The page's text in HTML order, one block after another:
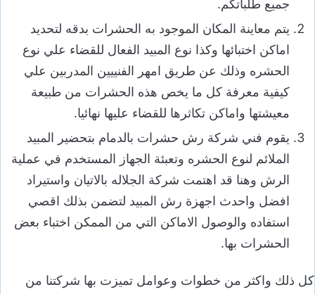
جميع طلباتكم.
يتم معاينة المكان الموجود به الحشرات بدقه لتحديد
اماكن اختبائها وكذا نوع المبيد الفعال للقضاء علي نوع
الحشره وذلك عن طريق امهر الفنييين المدربين علي
كيفية معرفة كل ما يخص هذه الحشرات من طبيعة
معيشتها واماكن تكاثرها للقضاء عليها نهائيا.
يقوم فني شركة رش حشرات بالدمام بتحضير المبيد
الملائم لنوع الحشره وتعبئة الجهاز المستخدم في عملية
الرش وهنا قد اهتمت شركة الجلاله بالاتيان واستيراد
افضل واحدث اجهزة رش المبيد لتضمن بذلك اقصي
استفاده والوصول الاماكن التي من الممكن اختباء بعض
الحشرات بها.
كل ذلك واكثر من خطوات وعوامل تميزت بها شركتنا من